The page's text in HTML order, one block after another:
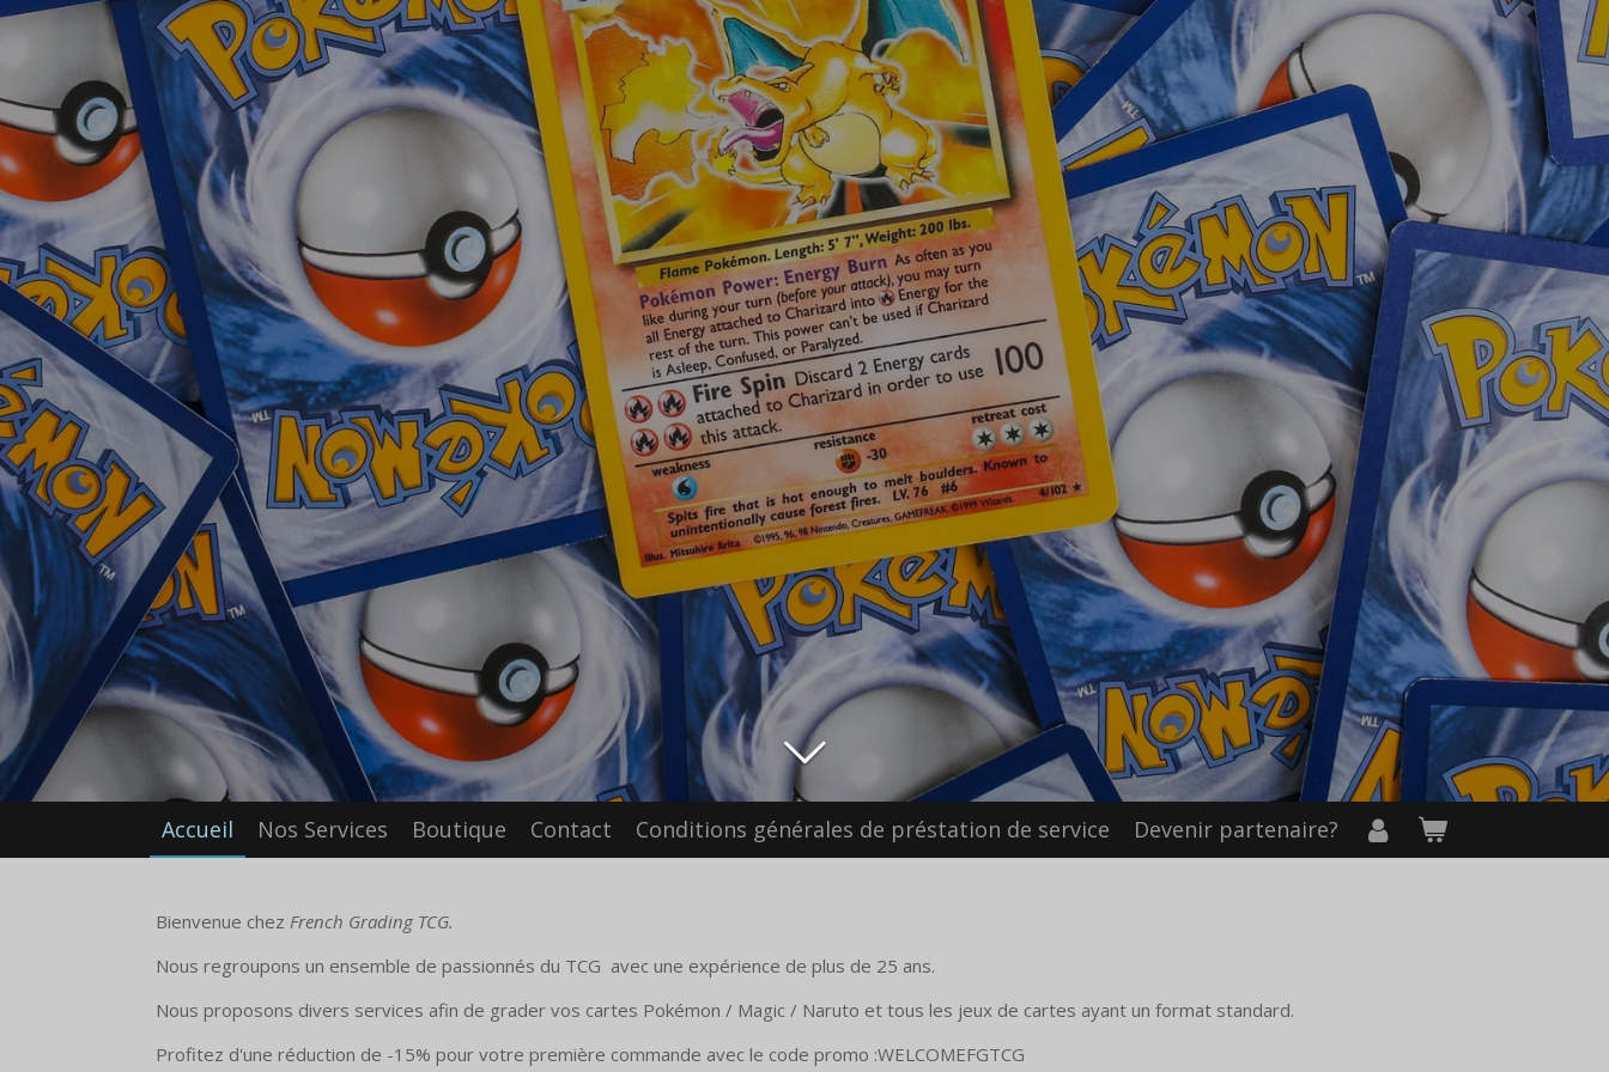
Accueil Nos Services Boutique Contact Conditions générales de préstation de service Devenir partenaire?
Bienvenue chez French Grading TCG.
Nous regroupons un ensemble de passionnés du TCG avec une expérience de plus de 25 ans.
Nous proposons divers services afin de grader vos cartes Pokémon / Magic / Naruto et tous les jeux de cartes ayant un format standard.
Profitez d'une réduction de -15% pour votre première commande avec le code promo :WELCOMEFGTCG